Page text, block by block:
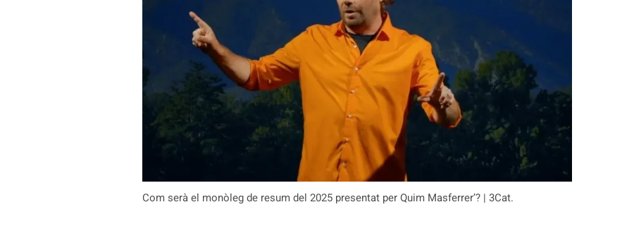
Com serà el monòleg de resum del 2025 presentat per Quim Masferrer’? | 3Cat.